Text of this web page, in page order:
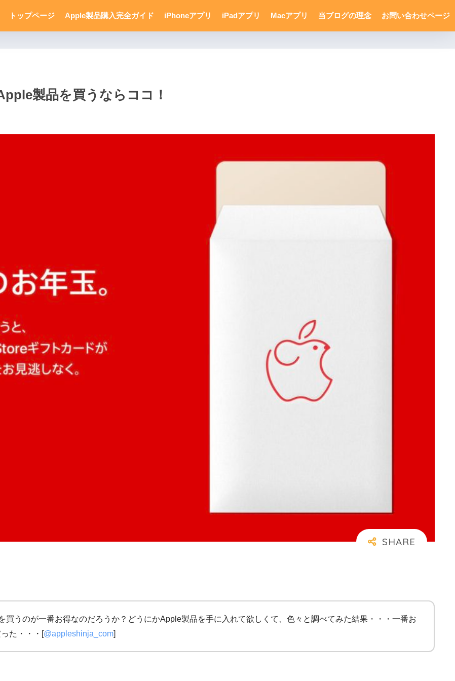
トップページ Apple製品購入完全ガイド iPhoneアプリ iPadアプリ Macアプリ 当ブログの理念 お問い合わせページ
製品を買うならココ！
買うのが一番お得なのだろうか？どうにかApple製品を手に入れて欲しくて、色々と調べてみた結果・・・一番お
た・・・[@appleshinja_com]